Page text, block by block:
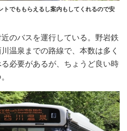
トでももらえるし案内もしてくれるので安
のバスを運行している。野岩鉄
温泉までの路線で、本数は多く
必要があるが、ちょうど良い時